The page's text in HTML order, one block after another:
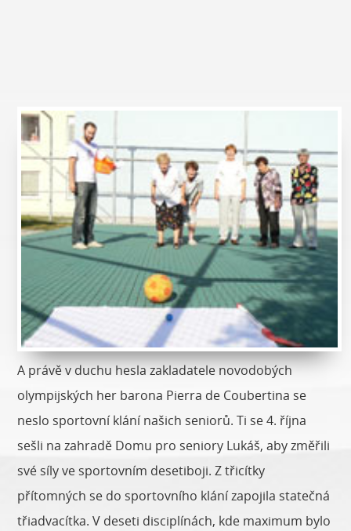
A právě v duchu hesla zakladatele novodobých
olympijských her barona Pierra de Coubertina se
neslo sportovní klání našich seniorů. Ti se 4. října
sešli na zahradě Domu pro seniory Lukáš, aby změřili
své síly ve sportovním desetiboji. Z třicítky
přítomných se do sportovního klání zapojila statečná
třiadvacítka. V deseti disciplínách, kde maximum bylo